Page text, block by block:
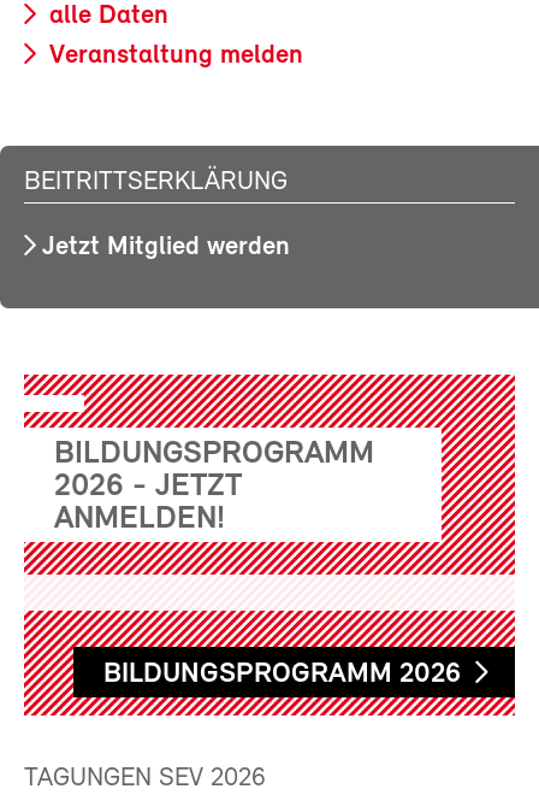
alle Daten
Veranstaltung melden
BEITRITTSERKLÄRUNG
Jetzt Mitglied werden
BILDUNGSPROGRAMM
2026 - JETZT
ANMELDEN!
BILDUNGSPROGRAMM 2026
TAGUNGEN SEV 2026